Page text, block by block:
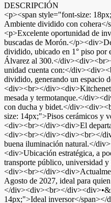
DESCRIPCIÓN
<p><span style="font-size:
Ambiente dividido con
<p>Excelente oportunidad de
buscadas de Morón.</
dividido, ubicado en 1° piso por
Álvarez al 300.</
unidad cuenta con:</
dividido, generando un espacio
<div><br></
mesada y termotanque.</
con ducha y bidet.</
size: 14px;">Pisos cerámicos y
<div><br></div><div>El
<div><br></div><div><br></
buena iluminación natural.</
<div>Ubicación estratégica, a
transporte público, universidad
<div><br></
Agosto de 2027, ideal para
</div><div><br></
14px;">Ideal inversor</span></